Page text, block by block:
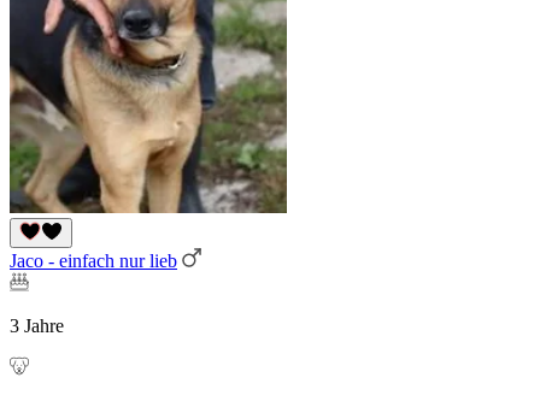
Jaco - einfach nur lieb
3 Jahre